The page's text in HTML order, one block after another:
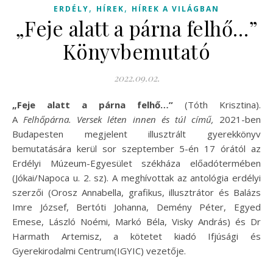
ERDÉLY, HÍREK, HÍREK A VILÁGBAN
„Feje alatt a párna felhő…”
Könyvbemutató
2022.09.02.
„Feje alatt a párna felhő…” (Tóth Krisztina).
AFelhőpárna. Versek léten innen és túl című, 2021-ben
Budapesten megjelent illusztrált gyerekkönyv
bemutatására kerül sor szeptember 5-én 17 órától az
Erdélyi Múzeum-Egyesület székháza előadótermében
(Jókai/Napoca u. 2. sz). A meghívottak az antológia erdélyi
szerzői (Orosz Annabella, grafikus, illusztrátor és Balázs
Imre József, Bertóti Johanna, Demény Péter, Egyed
Emese, László Noémi, Markó Béla, Visky András) és Dr
Harmath Artemisz, a kötetet kiadó Ifjúsági és
Gyerekirodalmi Centrum(IGYIC) vezetője.